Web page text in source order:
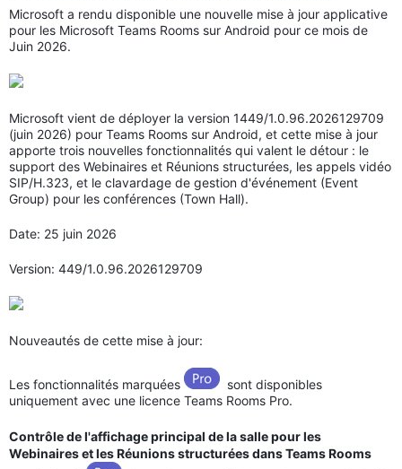
Microsoft a rendu disponible une nouvelle mise à jour applicative
pour les Microsoft Teams Rooms sur Android pour ce mois de
Juin 2026.
Microsoft vient de déployer la version 1449/1.0.96.2026129709
(juin 2026) pour Teams Rooms sur Android, et cette mise à jour
apporte trois nouvelles fonctionnalités qui valent le détour : le
support des Webinaires et Réunions structurées, les appels vidéo
SIP/H.323, et le clavardage de gestion d'événement (Event
Group) pour les conférences (Town Hall).
Date: 25 juin 2026
Version: 449/1.0.96.2026129709
Nouveautés de cette mise à jour:
Les fonctionnalités marquées
sont disponibles
uniquement avec une licence Teams Rooms Pro.
Contrôle de l'affichage principal de la salle pour les
Webinaires et les Réunions structurées dans Teams Rooms